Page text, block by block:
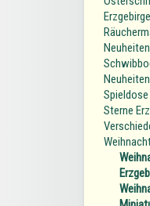
Neuheiten
Neuheiten
Spieldose
Sterne